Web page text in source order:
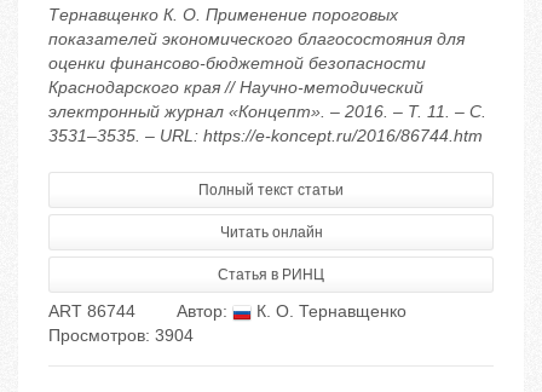
Тернавщенко К. О. Применение пороговых
показателей экономического благосостояния для
оценки финансово-бюджетной безопасности
Краснодарского края // Научно-методический
электронный журнал «Концепт». – 2016. – Т. 11. – С.
3531–3535. – URL: https://e-koncept.ru/2016/86744.htm
Полный текст статьи
Читать онлайн
Статья в РИНЦ
ART 86744 Автор:
К. О. Тернавщенко
Просмотров: 3904